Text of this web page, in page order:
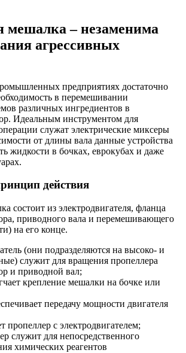
мешалка – незаменима
агрессивных
предприятиях достаточно
в перемешивании
различных ингредиентов в
Идеальным инструментом для
служат электрические миксеры
от длины вала данные устройства
жидкости в бочках, еврокубах и даже
действия
состоит из электродвигателя, фланца
приводного вала и перемешивающего
на его конце.
(они подразделяются на высоко- и
служит для вращения пропеллера
и приводной вал;
крепление мешалки на бочке или
передачу мощности двигателя
пропеллер с электродвигателем;
служит для непосредственного
химических реагентов